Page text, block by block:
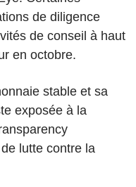
de diligence
de conseil à haut
en octobre.
stable et sa
exposée à la
lutte contre la